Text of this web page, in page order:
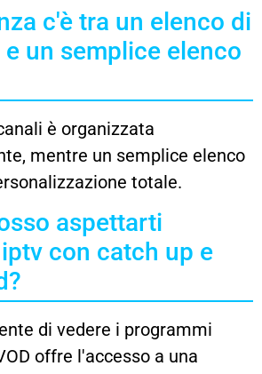
c'è tra un elenco di
un semplice elenco
è organizzata
mentre un semplice elenco
totale.
aspettarti
con catch up e
di vedere i programmi
offre l'accesso a una